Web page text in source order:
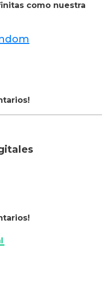
como nuestra